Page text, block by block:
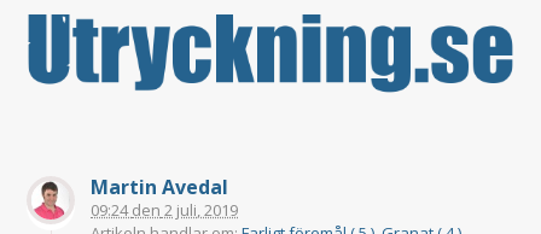
Martin Avedal
09:24den 2 juli, 2019